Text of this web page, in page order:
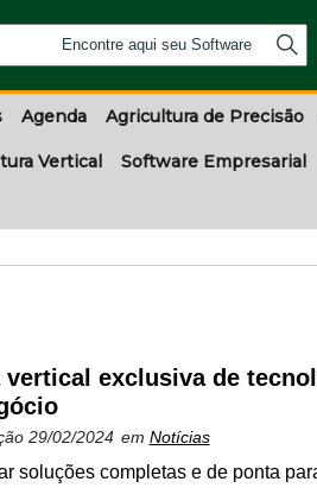
Encontre aqui seu Software
Agenda Agricultura de Precisão
Vertical Software Empresarial
vertical exclusiva de
29/02/2024 em Notícias
soluções completas e de ponta